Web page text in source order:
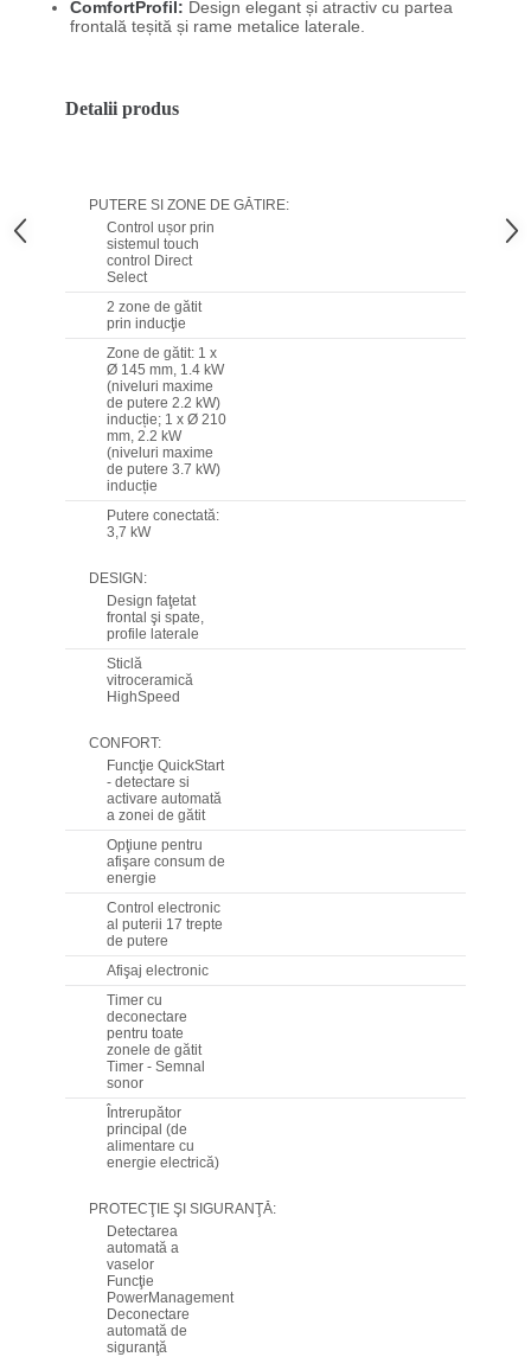
ComfortProfil: Design elegant și atractiv cu partea
frontală teșită și rame metalice laterale.
Detalii produs
PUTERE SI ZONE DE GĂTIRE:
Control ușor prin
sistemul touch
control Direct
Select
2 zone de gătit
prin inducţie
Zone de gătit: 1 x
Ø 145 mm, 1.4 kW
(niveluri maxime
de putere 2.2 kW)
inducție; 1 x Ø 210
mm, 2.2 kW
(niveluri maxime
de putere 3.7 kW)
inducție
Putere conectată:
3,7 kW
DESIGN:
Design faţetat
frontal şi spate,
profile laterale
Sticlă
vitroceramică
HighSpeed
CONFORT:
Funcţie QuickStart
- detectare si
activare automată
a zonei de gătit
Opţiune pentru
afişare consum de
energie
Control electronic
al puterii 17 trepte
de putere
Afişaj electronic
Timer cu
deconectare
pentru toate
zonele de gătit
Timer - Semnal
sonor
Întrerupător
principal (de
alimentare cu
energie electrică)
PROTECŢIE ŞI SIGURANŢĂ:
Detectarea
automată a
vaselor
Funcţie
PowerManagement
Deconectare
automată de
siguranţă